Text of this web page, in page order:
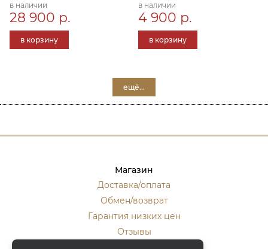
в наличии
28 900 р.
в корзину
в наличии
4 900 р.
в корзину
ещё...
Магазин
Доставка/оплата
Обмен/возврат
Гарантия низких цен
Отзывы